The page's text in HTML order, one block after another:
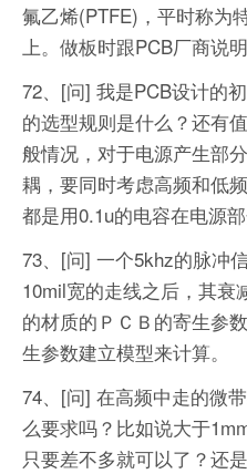
氟乙烯(PTFE)，平时称为
上。做板时跟PCB厂商说明
72、[问] 我是PCB设计的
的选型规则是什么？还有
般情况，对于电源产生部
耦，要同时考虑高频和低
都是用0.1u的电容在电源部
73、[问] 一个5khz的脉冲
10mil宽的走线之后，其衰
的材质的ＰＣＢ的寄生参
生参数建立模型来计算。
74、[问] 在高频中走的微
么要求吗？比如说大于
只要差不多就可以了？还